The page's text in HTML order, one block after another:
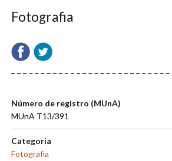
Fotografia
Número de registro (MUnA)
MUnA T13/391
Categoria
Fotografia